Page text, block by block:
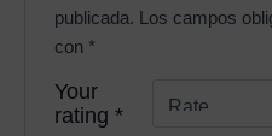
publicada.
Los campos
con *
Your
rating*